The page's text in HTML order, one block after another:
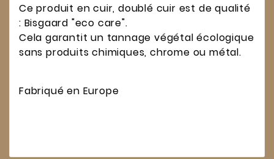
Ce produit en cuir, doublé cuir est de qualité
: Bisgaard "eco care".
Cela garantit un tannage végétal écologique
sans produits chimiques, chrome ou métal.
Fabriqué en Europe